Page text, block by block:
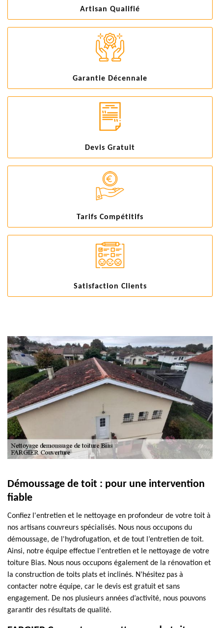
Artisan Qualifié
Garantie Décennale
Devis Gratuit
Tarifs Compétitifs
Satisfaction Clients
Démoussage de toit : pour une intervention
fiable
Confiez l'entretien et le nettoyage en profondeur de votre toit à
nos artisans couvreurs spécialisés. Nous nous occupons du
démoussage, de l'hydrofugation, et de tout l’entretien de toit.
Ainsi, notre équipe effectue l'entretien et le nettoyage de votre
toiture Bias. Nous nous occupons également de la rénovation et
la construction de toits plats et inclinés. N’hésitez pas à
contacter notre équipe, car le devis est gratuit et sans
engagement. De nos plusieurs années d’activité, nous pouvons
garantir des résultats de qualité.